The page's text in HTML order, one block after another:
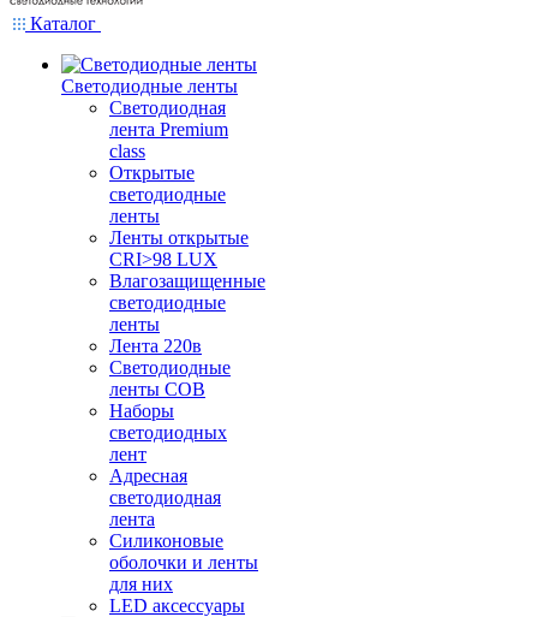
Каталог
Светодиодные ленты
Светодиодная
лента Premium
class
Открытые
светодиодные
ленты
Ленты открытые
CRI>98 LUX
Влагозащищенные
светодиодные
ленты
Лента 220в
Светодиодные
ленты COB
Наборы
светодиодных
лент
Адресная
светодиодная
лента
Силиконовые
оболочки и ленты
для них
LED аксессуары